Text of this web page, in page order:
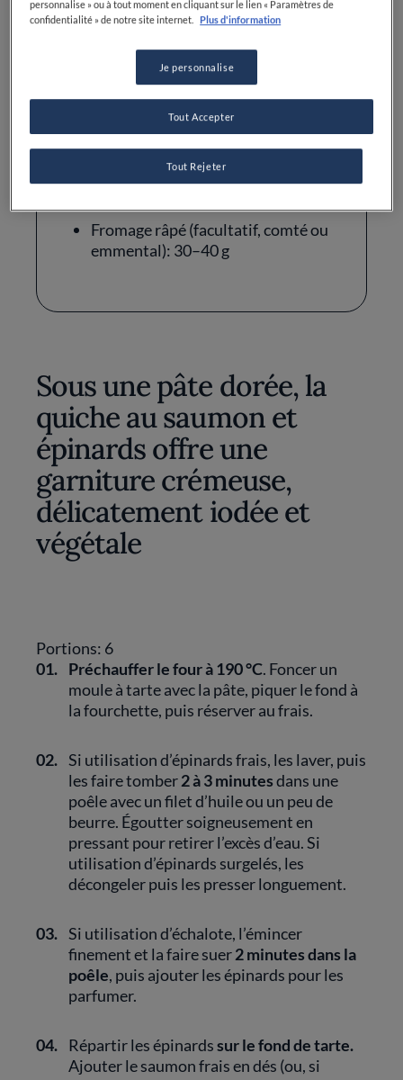
Huile d’olive: 1 cuillère à soupe ou
15 g de beurre
Poivre noir du moulin
Fromage râpé (facultatif, comté ou
emmental): 30–40 g
Sous une pâte dorée, la
quiche au saumon et
épinards offre une
garniture crémeuse,
délicatement iodée et
végétale
Portions: 6
01. Préchauffer le four à 190 °C. Foncer un
moule à tarte avec la pâte, piquer le fond à
la fourchette, puis réserver au frais.
02. Si utilisation d’épinards frais, les laver, puis
les faire tomber2 à 3 minutesdans une
poêle avec un filet d’huile ou un peu de
beurre. Égoutter soigneusement en
pressant pour retirer l’excès d’eau. Si
utilisation d’épinards surgelés, les
décongeler puis les presser longuement.
03. Si utilisation d’échalote, l’émincer
finement et la faire suer2 minutes dans la
poêle, puis ajouter les épinards pour les
parfumer.
04. Répartir les épinardssur le fond de tarte.
Ajouter le saumon frais en dés (ou, si
personnalise » ou à tout moment en cliquant sur le lien « Paramètres de
confidentialité » de notre site internet.
Plus d'information
Je personnalise
Tout Rejeter
Tout Accepter